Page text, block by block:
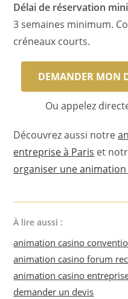
Délai de réservation
3 semaines minimum.
créneaux courts.
DEMANDER MON
Ou appelez
Découvrez aussi notre
entreprise à Paris et
organiser une animation
À lire aussi :
animation casino
animation casino forum
animation casino
demander un devis